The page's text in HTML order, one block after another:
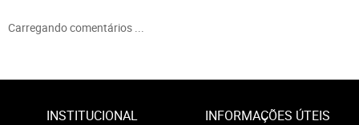
Carregando comentários ...
INSTITUCIONAL INFORMAÇÕES ÚTEIS